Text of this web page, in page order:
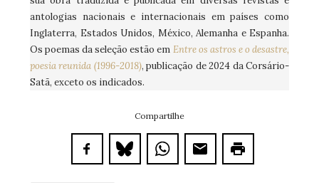
antologias nacionais e internacionais em países como
Inglaterra, Estados Unidos, México, Alemanha e Espanha.
Os poemas da seleção estão em Entre os astros e o desastre,
poesia reunida (1996-2018), publicação de 2024 da Corsário-
Satã, exceto os indicados.
Compartilhe